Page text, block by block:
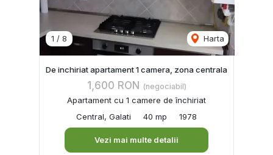
1 / 8 Harta
De inchiriat apartament 1 camera, zona centrala
1,600 RON (negociabil)
Apartament cu 1 camere de închiriat
Central, Galati
40 mp 1978
Vezi mai multe detalii